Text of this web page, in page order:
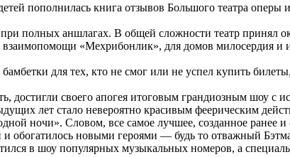
пополнилась книга отзывов Большого театра
полных аншлагах. В общей сложности театр принял
«Мехрибонлик», для домов милосердия и
для тех, кто не смог или не успел купить
достигли своего апогея итоговым грандиозным шоу с
лет стало невероятно красивым феерическим
ночи». Словом, все самое лучшее, созданное
новыми героями — будь то отважный
в шоу популярных музыкальных номеров, а